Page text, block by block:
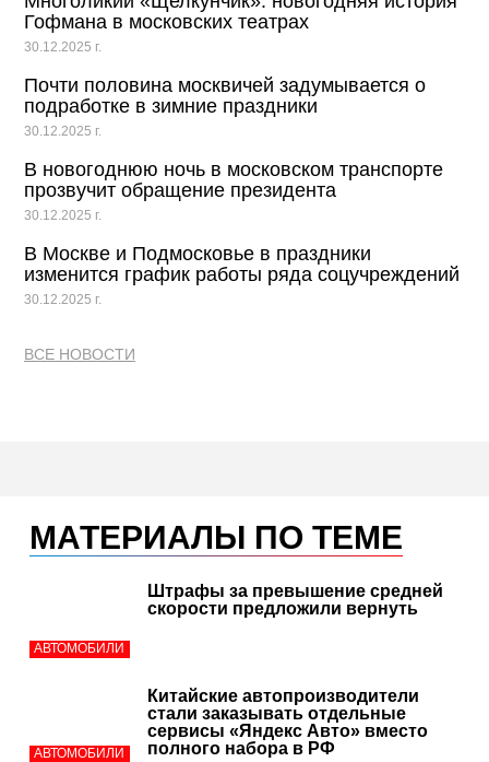
Гофмана в московских театрах
30.12.2025 г.
Почти половина москвичей задумывается о
подработке в зимние праздники
30.12.2025 г.
В новогоднюю ночь в московском транспорте
прозвучит обращение президента
30.12.2025 г.
В Москве и Подмосковье в праздники
изменится график работы ряда соцучреждений
30.12.2025 г.
ВСЕ НОВОСТИ
МАТЕРИАЛЫ ПО ТЕМЕ
АВТОМОБИЛИ
Штрафы за превышение средней
скорости предложили вернуть
АВТОМОБИЛИ
Китайские автопроизводители
стали заказывать отдельные
сервисы «Яндекс Авто» вместо
полного набора в РФ